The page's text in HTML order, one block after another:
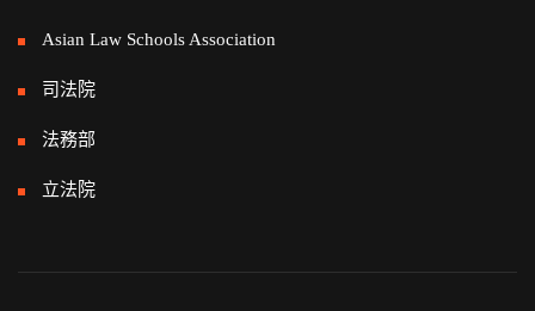
Asian Law Schools Association
司法院
法務部
立法院